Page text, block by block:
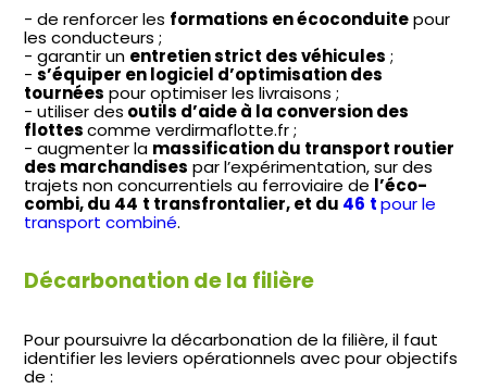
de renforcer les formations en écoconduitepour
les conducteurs ;
garantir un entretien strict des véhicules ;
s’équiper en logiciel d’optimisation des
tournées pour optimiser les livraisons ;
utiliser des outils d’aide à la conversion des
flottescomme verdirmaflotte.fr ;
augmenter la massification du transport routier
des marchandises par l’expérimentation, sur des
trajets non concurrentiels au ferroviaire de l’éco-
combi, du 44 t transfrontalier, et du 46 tpour le
transport combiné.
Décarbonation de la filière
Pour poursuivre la décarbonation de la filière, il faut
identifier les leviers opérationnels avec pour objectifs
de :